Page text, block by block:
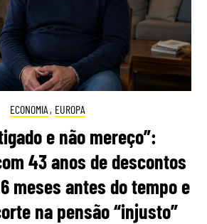
ECONOMIA , EUROPA
e não mereço”:
43 anos de descontos
meses antes do tempo e
na pensão “injusto”